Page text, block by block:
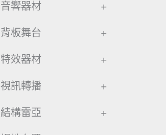
音響器材 +
背板舞台 +
特效器材 +
視訊轉播 +
結構雷亞 +